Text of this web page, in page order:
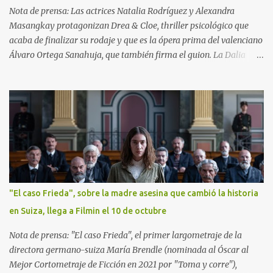
Nota de prensa: Las actrices Natalia Rodríguez y Alexandra
Masangkay protagonizan Drea & Cloe, thriller psicológico que
acaba de finalizar su rodaje y que es la ópera prima del valenciano
Álvaro Ortega Sanahuja, que también firma el guion. La Dalia
productores ejecutivos. Con este nuevo proyecto, José Luis
Rancaño, productor de La Dalia Films, apuesta una vez más por los
jóvenes talentos. El título de la película hace referencia a los
nombres de las protagonistas, dos directoras de orquesta invitadas
a la apertura de temporada de la prestigiosa Orquesta Sinfónica
Real (OSR). Ambas son apasionadas de su trabajo, ansían conseguir
su propia orquesta y están hartas de los sacrificios que tienen que
hacer para lograrlo. Drea Dreiden y Cloe Lara se alojan en la casa
en la que la OSR les hospeda y sienten una atracción mutua y
evidente nada más conocerse. Sin embargo, de...
"El caso Frieda", sobre la madre asesina que cambió la historia
en Suiza, llega a Filmin el 10 de octubre
Nota de prensa: "El caso Frieda", el primer largometraje de la
directora germano-suiza María Brendle (nominada al Óscar al
Mejor Cortometraje de Ficción en 2021 por "Toma y corre"),